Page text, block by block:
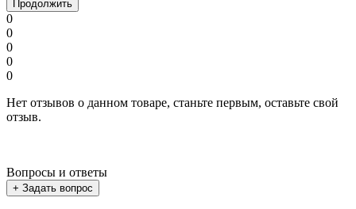
Продолжить
0
0
0
0
0
Нет отзывов о данном товаре, станьте первым, оставьте свой
отзыв.
Вопросы и ответы
+ Задать вопрос